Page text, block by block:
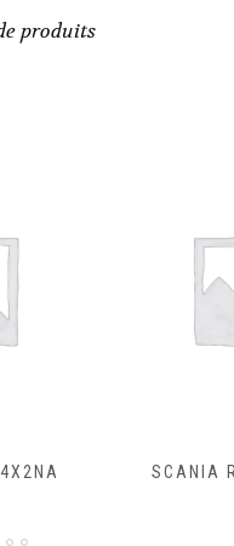
produits
SCANIA